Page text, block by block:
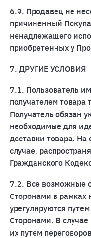
6.9. Продавец не
причиненный
ненадлежащего
приобретенных у
7. ДРУГИЕ УСЛОВИЯ
7.1. Пользователь
получателем товара
Получатель обязан
необходимые для
доставки товара. На
случае,
Гражданского
7.2. Все возможные
Сторонами в рамках
урегулируются
Сторонами. В случае
их путем